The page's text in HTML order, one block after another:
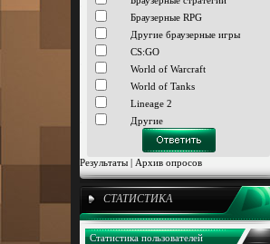
Браузерные RPG
Другие браузерные игры
CS:GO
World of Warcraft
World of Tanks
Lineage 2
Другие
Результаты | Архив опросов
СТАТИСТИКА
Статистика пользователей